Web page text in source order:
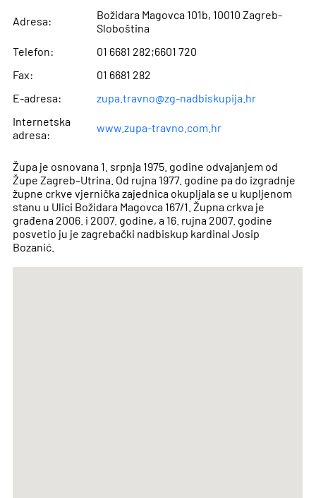
Adresa:
Božidara Magovca 101b, 10010 Zagreb-
Sloboština
Telefon:
01 6681 282;6601 720
Fax:
01 6681 282
E-adresa:
zupa.travno@zg-nadbiskupija.hr
Internetska
adresa:
www.zupa-travno.com.hr
Župa je osnovana 1. srpnja 1975. godine odvajanjem od
Župe Zagreb–Utrina. Od rujna 1977. godine pa do izgradnje
župne crkve vjernička zajednica okupljala se u kupljenom
stanu u Ulici Božidara Magovca 167/1. Župna crkva je
građena 2006. i 2007. godine, a 16. rujna 2007. godine
posvetio ju je zagrebački nadbiskup kardinal Josip
Bozanić.